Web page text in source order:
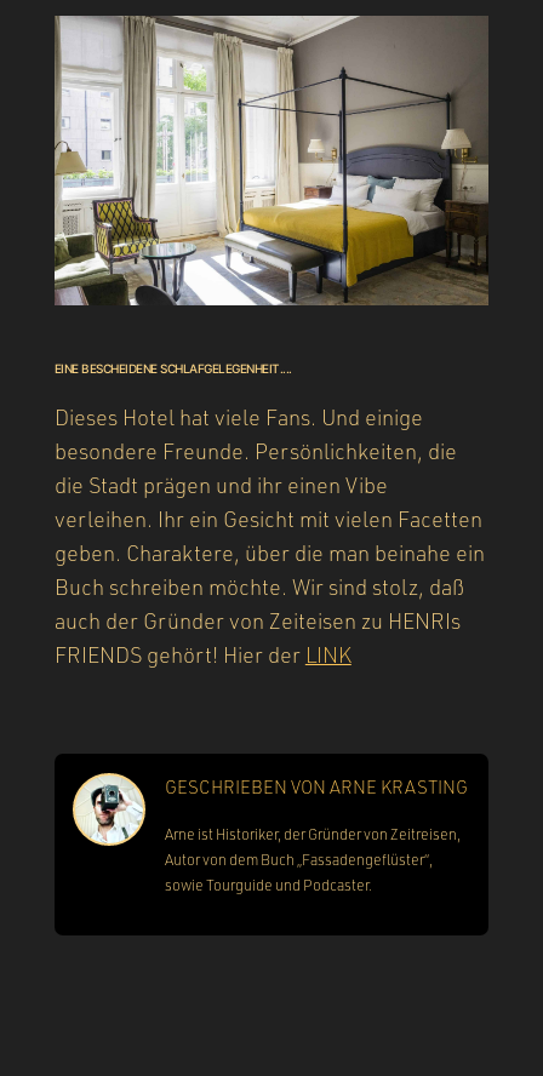
EINE BESCHEIDENE SCHLAFGELEGENHEIT....
Dieses Hotel hat viele Fans. Und einige
besondere Freunde. Persönlichkeiten, die
die Stadt prägen und ihr einen Vibe
verleihen. Ihr ein Gesicht mit vielen Facetten
geben. Charaktere, über die man beinahe ein
Buch schreiben möchte. Wir sind stolz, daß
auch der Gründer von Zeiteisen zu HENRIs
FRIENDS gehört! Hier der LINK
GESCHRIEBEN VONARNE KRASTING
Arne ist Historiker, der Gründer von Zeitreisen,
Autor von dem Buch „Fassadengeflüster“,
sowie Tourguide und Podcaster.